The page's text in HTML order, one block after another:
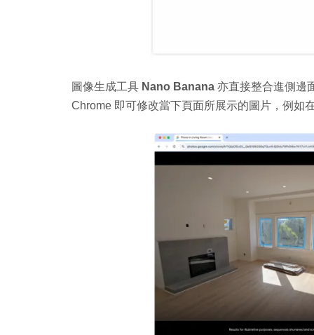
圖像生成工具 Nano Banana 亦直接整合進側邊
Chrome 即可修改當下頁面所展示的圖片，例如